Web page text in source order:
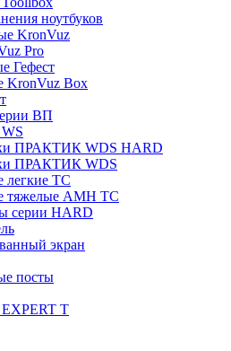
ноутбуков
KronVuz
Pro
Гефест
KronVuz Box
ВП
ПРАКТИК WDS HARD
ПРАКТИК WDS
легкие ТС
тяжелые AMH TC
серии HARD
экран
посты
T